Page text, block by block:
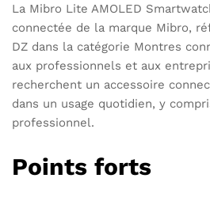
La Mibro Lite AMOLED
connectée de la marque Mibro,
DZ dans la catégorie Montres
aux professionnels et aux
recherchent un accessoire
dans un usage quotidien, y
professionnel.
Points forts